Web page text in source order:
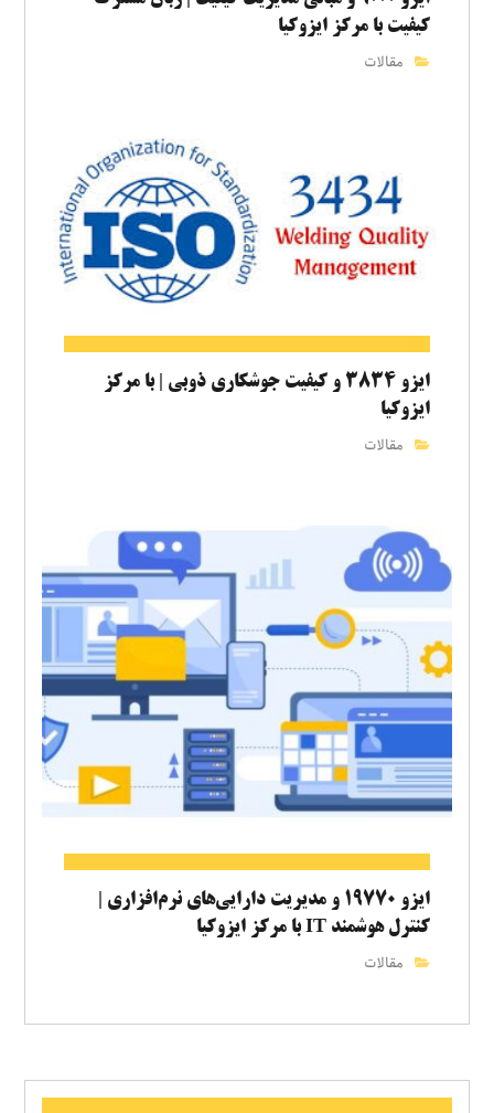
کیفیت با مرکز ایزوکیا
مقالات
ایزو ۳۸۳۴ و کیفیت جوشکاری ذوبی | با مرکز
ایزوکیا
مقالات
ایزو ۱۹۷۷۰ و مدیریت دارایی‌های نرم‌افزاری |
کنترل هوشمند IT با مرکز ایزوکیا
مقالات